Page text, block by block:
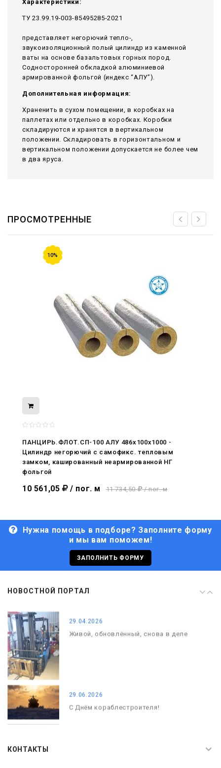
Характеристики:
ТУ 23.99.19-003-85495285-2021
представляет негорючий тепло-,
звукоизоляционный полый цилиндр из каменной
ваты на основе базальтовых горных пород.
Содносторонней обкладкой алюминиевой
армированной фольгой (индекс “АЛУ”).
Дополнительная информация:
Храненить в сухом помещении, в коробках на
паллетах или отдельно в коробках. Коробки
складируются и хранятся в вертикальном
положении. Складировать в горизонтальном и
вертикальном положении допускается не более чем
в два яруса.
ПРОСМОТРЕННЫЕ
10%
ПАНЦИРЬ.ФЛОТ.СП-100 АЛУ 486x100x1000 -
Цилиндр негорючий c самофикс. тепловым
замком, кашированный неармированной НГ
фольгой
10 561,05 / пог. м 11 734,50 / пог. м
Нужна помощь в подборе? Заполните форму
и мы вам поможем!
ЗАПОЛНИТЬ ФОРМУ
НОВОСТНОЙ ПОРТАЛ
С Днём Победы. Память, которая с
29.04.2026
29.06.2026
С Днём кораблестроителя!
С Днём Победы. Память, которая с
29.04.2026
Живой, обновлённый, снова в деле
29.06.2026
С Днём кораблестроителя!
КОНТАКТЫ